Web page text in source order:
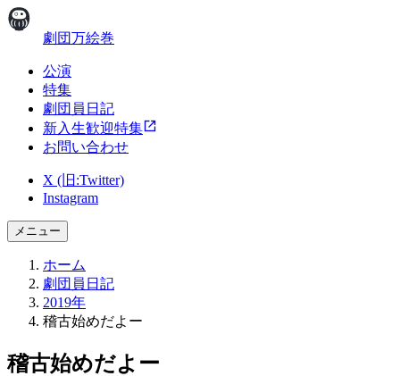
劇団万絵巻
公演
特集
劇団員日記
新入生歓迎特集
お問い合わせ
X (旧:Twitter)
Instagram
メニュー
ホーム
劇団員日記
2019年
稽古始めだよー
稽古始めだよー